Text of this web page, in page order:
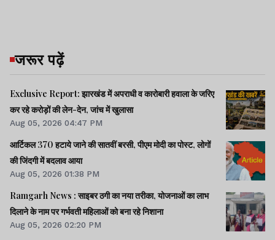
जरूर पढ़ें
Exclusive Report: झारखंड में अपराधी व कारोबारी हवाला के जरिए
कर रहे करोड़ों की लेन-देन, जांच में खुलासा
Aug 05, 2026 04:47 PM
आर्टिकल 370 हटाये जाने की सातवीं बरसी, पीएम मोदी का पोस्ट, लोगों
की जिंदगी में बदलाव आया
Aug 05, 2026 01:38 PM
Ramgarh News : साइबर ठगी का नया तरीका, योजनाओं का लाभ
दिलाने के नाम पर गर्भवती महिलाओं को बना रहे निशाना
Aug 05, 2026 02:20 PM